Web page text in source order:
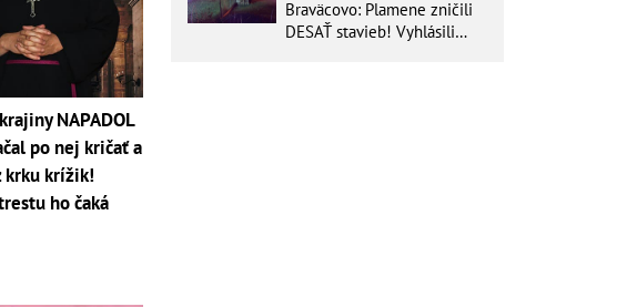
NAPADOL
po nej kričať a
krížik!
ho čaká
Braväcovo: Plamene zničili
DESAŤ stavieb! Vyhlásili